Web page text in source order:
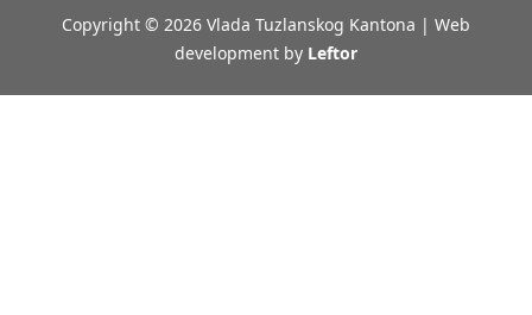
Copyright © 2026 Vlada Tuzlanskog Kantona | Web
development by Leftor